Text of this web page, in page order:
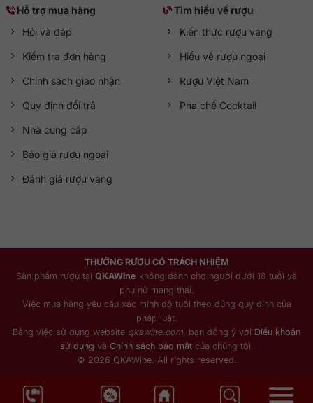
Hỗ trợ mua hàng
Hỏi và đáp
Kiểm tra đơn hàng
Chính sách giao nhận
Quy định đổi trả
Nhà cung cấp
Báo giá rượu ngoại
Đánh giá rượu vang
Tìm hiểu về rượu
Kiến thức rượu vang
Hiểu về rượu ngoại
Rượu Việt Nam
Pha chế Cocktail
THƯỞNG RƯỢU CÓ TRÁCH NHIỆM
Sản phẩm rượu tại QKAWine không dành cho người dưới 18 tuổi và
phụ nữ mang thai.
Việc mua hàng yêu cầu xác minh độ tuổi theo đúng quy định của
pháp luật.
Bằng việc sử dụng website qkawine.com , bạn đồng ý với Điều khoản
sử dụng và Chính sách bảo mậtcủa chúng tôi.
© 2026 QKAWine. All rights reserved.